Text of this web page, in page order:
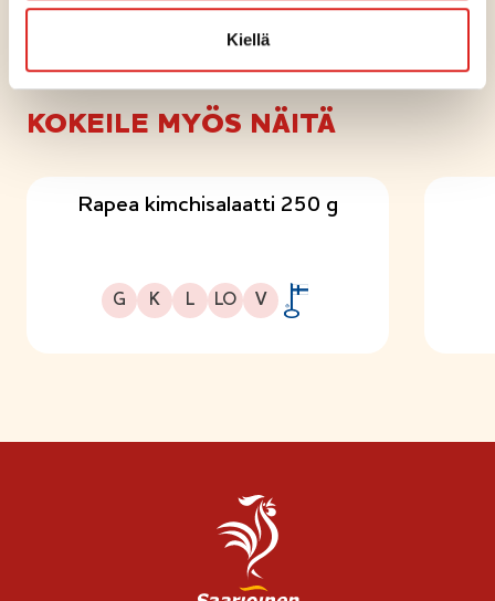
Kiellä
KOKEILE MYÖS NÄITÄ
Rapea kimchisalaatti 250 g
G
Gluteeniton K
Kuitupitoinen L LO
Sopii lakto-ovo ruokavalioon V
Sopii vegaaniseen ruokavalioon
A